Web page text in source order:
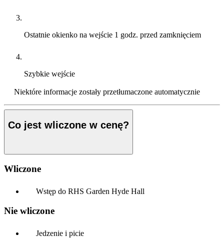
Ostatnie okienko na wejście 1 godz. przed zamknięciem
Szybkie wejście
Niektóre informacje zostały przetłumaczone automatycznie
Co jest wliczone w cenę?
Wliczone
Wstęp do RHS Garden Hyde Hall
Nie wliczone
Jedzenie i picie